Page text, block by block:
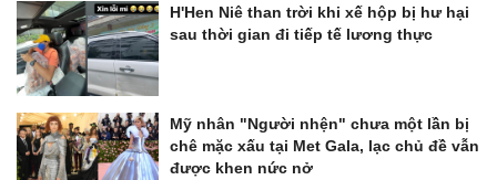
H'Hen Niê than trời khi xế hộp bị hư hại
sau thời gian đi tiếp tế lương thực
Mỹ nhân "Người nhện" chưa một lần bị
chê mặc xấu tại Met Gala, lạc chủ đề vẫn
được khen nức nở